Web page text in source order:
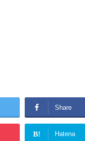
Share
B! Hatena